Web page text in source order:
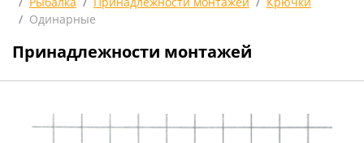
Одинарные
Принадлежности монтажей